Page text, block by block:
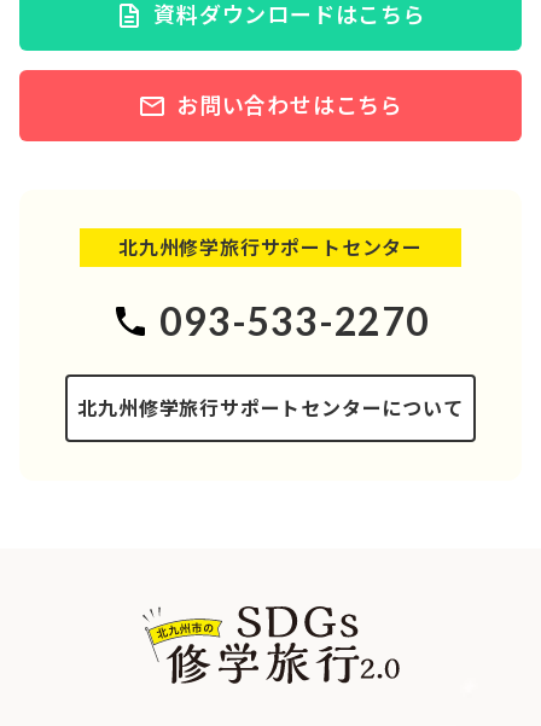
資料ダウンロードはこちら
お問い合わせはこちら
北九州修学旅行サポートセンター
093-533-2270
北九州修学旅行サポートセンターについて